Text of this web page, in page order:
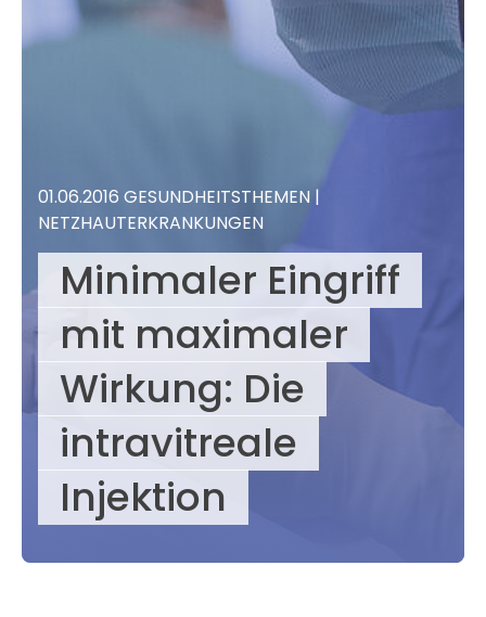
01.06.2016 GESUND­HEITSTHEMEN |
NETZHAUTERKRANKUNGEN
Minimaler Eingriff
mit maximaler
Wirkung: Die
intravitreale
Injektion